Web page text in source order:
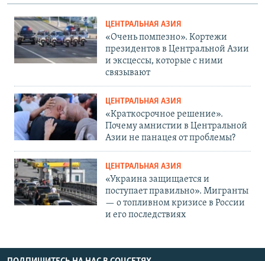
ЦЕНТРАЛЬНАЯ АЗИЯ
«Очень помпезно». Кортежи
президентов в Центральной Азии
и эксцессы, которые с ними
связывают
ЦЕНТРАЛЬНАЯ АЗИЯ
«Краткосрочное решение».
Почему амнистии в Центральной
Азии не панацея от проблемы?
ЦЕНТРАЛЬНАЯ АЗИЯ
«Украина защищается и
поступает правильно». Мигранты
— о топливном кризисе в России
и его последствиях